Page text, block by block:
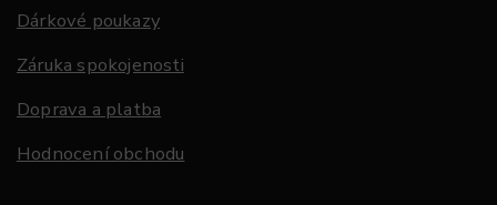
Dárkové poukazy
Záruka spokojenosti
Doprava a platba
Hodnocení obchodu